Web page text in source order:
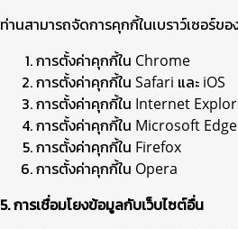
ท่านสามารถจัดการคุกกี้ในเบราว์เซอร์ข
การตั้งค่าคุกกี้ใน Chrome
การตั้งค่าคุกกี้ใน Safari และ iOS
การตั้งค่าคุกกี้ใน Internet
การตั้งค่าคุกกี้ใน Microsoft Edge
การตั้งค่าคุกกี้ใน Firefox
การตั้งค่าคุกกี้ใน Opera
5. การเชื่อมโยงข้อมูลกับเว็บไซต์อื่น